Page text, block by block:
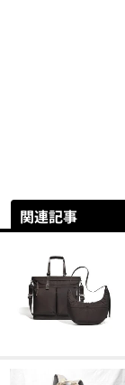
関連記事